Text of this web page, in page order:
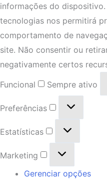
informações do
tecnologias nos permitirá
comportamento de
site. Não consentir ou
negativamente certos
Funcional
Sempre ativo
Preferências
Estatísticas
Marketing
Gerenciar opções